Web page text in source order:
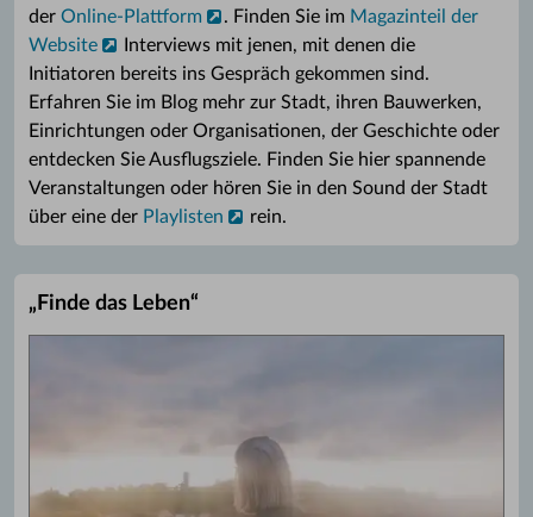
der Online-Plattform . Finden Sie im Magazinteil der
Website
Interviews mit jenen, mit denen die
Initiatoren bereits ins Gespräch gekommen sind.
Erfahren Sie im Blog mehr zur Stadt, ihren Bauwerken,
Einrichtungen oder Organisationen, der Geschichte oder
entdecken Sie Ausflugsziele. Finden Sie hier spannende
Veranstaltungen oder hören Sie in den Sound der Stadt
über eine der Playlisten rein.
„Finde das Leben“